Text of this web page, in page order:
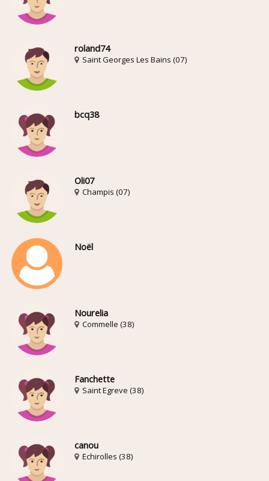
roland74
Saint Georges Les Bains (07)
bcq38
Oli07
Champis (07)
Noël
Nourelia
Commelle (38)
Fanchette
Saint Egreve (38)
canou
Echirolles (38)